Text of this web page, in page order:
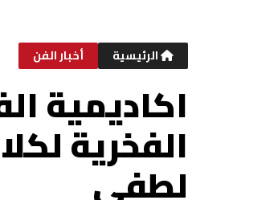
الرئيسية أخبار الفن
اكاديمية
الفخرية
لطفى